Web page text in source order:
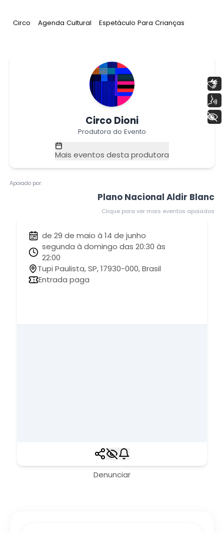
Tag:
Circo Tag:
Agenda Cultural Tag:
Espetáculo Para Crianças
Circo Dioni
Produtora do Evento
Mais eventos desta produtora
Apoiado por:
Plano Nacional Aldir Blanc
Clique para ver mais eventos apoiados
de 29 de maio à 14 de junho
segunda à domingo das 20:30 às
22:00
Tupi Paulista, SP, 17930-000, Brasil
Entrada paga
Denunciar
+ Acessibilidade